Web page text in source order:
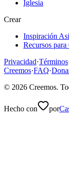
Iglesia
Crear
Inspiración
Recursos para
Privacidad·Términos
Creemos·FAQ·
© 2026 Creemos.
Hecho con por